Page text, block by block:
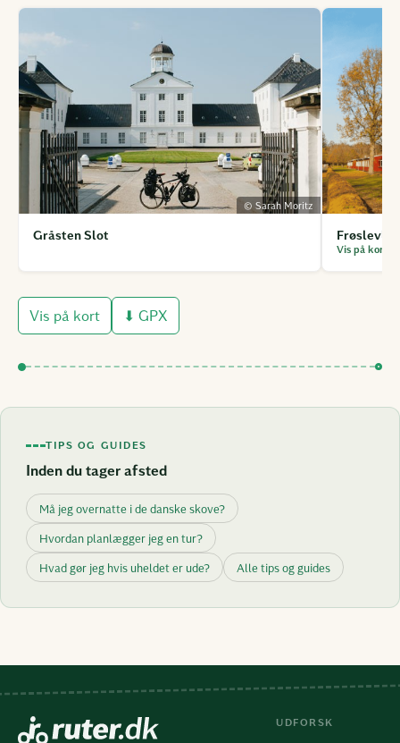
© Sarah Moritz
Gråsten Slot
Vis på kort ↗
Vis på kort ⬇ GPX
TIPS OG GUIDES
Inden du tager afsted
Må jeg overnatte i de danske skove?
Hvordan planlægger jeg en tur?
Hvad gør jeg hvis uheldet er ude? Alle tips og guides
UDFORSK